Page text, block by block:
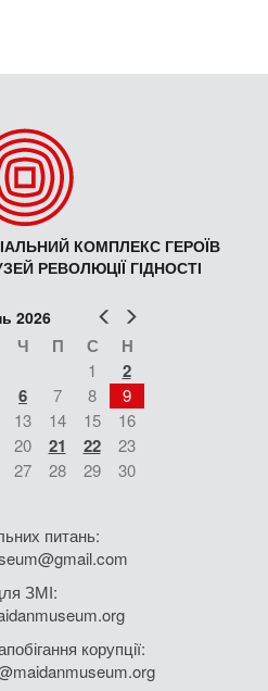
КОМПЛЕКС ГЕРОЇВ
РЕВОЛЮЦІЇ ГІДНОСТІ
Попер
2026
Ч П С Н
1 2
6 7 8
9
13 14 15
16
20 21 22
23
27 28 29
30
питань:
ЗМІ:
корупції: